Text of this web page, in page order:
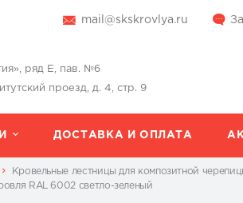
mail@skskrovlya.ru
ряд Е, пав. №6
проезд, д. 4, стр. 9
ДОСТАВКА И ОПЛАТА
Кровельные лестницы для композитной
RAL 6002 светло-зеленый